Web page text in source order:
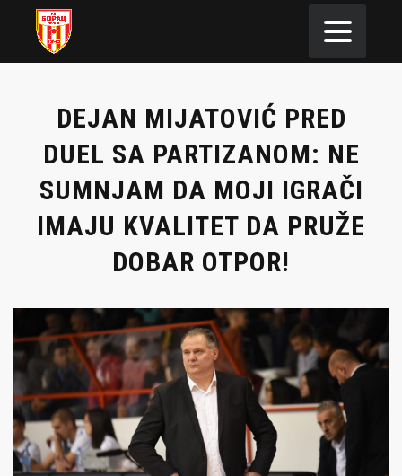
DEJAN MIJATOVIĆ PRED
DUEL SA PARTIZANOM: NE
SUMNJAM DA MOJI IGRAČI
IMAJU KVALITET DA PRUŽE
DOBAR OTPOR!